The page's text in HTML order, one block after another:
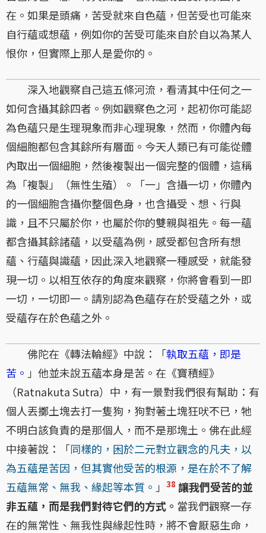
在。如果是頭痛，苦受就來自色蘊，但苦受也可能來
自行蘊或想蘊，例如你的苦受可能來自於自以為某人
恨你，但實際上那人是愛你的。
深入地觀察自己這五條河流，看清其中任何之一
如何含攝其餘四者。例如觀察色之河，起初你可能認
為色蘊只是生理現象而非心理現象，然而，你體內每
個細胞都包含其餘所有層面。今天人類已有可能從體
內取出一個細胞，然後複製出一個完整的個體，這稱
為「複製」（無性生殖）。「一」含攝一切，你體內
的一個細胞含攝你整個色身，也含攝受、想、行與
識，且不只屬於你，也屬於你的雙親與祖先。每一蘊
都含攝其餘諸蘊，以受蘊為例，感受都包含所有想
蘊、行蘊與識蘊，因此深入地觀察一種感受，就能發
現一切。以相互依存的角度來觀察，你將會看到一即
一切，一切即一。請別認為色蘊存在於受蘊之外，或
受蘊存在於色蘊之外。
佛陀在《轉法輪經》中說：「執取五蘊，即是
苦。 」他並未說五蘊本身是苦。在《寶積經》
（Ratnakuta Sutra）中，有一景對我們很有幫助：有
個人丟擲土塊去打一隻狗，狗對著土塊狂吠不已，牠
不明白該負責的是那個人，而不是那塊土。佛在此經
中接著說：「同樣的，困於二元對立觀念的凡夫，以
為五蘊是苦因，但其實他受苦的根源，是在於不了解
五蘊無常、無我、緣起等本質。 」 38 讓我們受苦的並
非五蘊，而是我們對待它們的方式。 當我們觀察一存
在的無常性、無我性與緣起性時，將不會厭惡生命，